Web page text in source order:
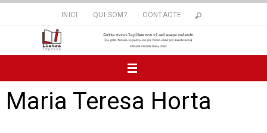
INICI QUI SOM? CONTACTE
Maria Teresa Horta